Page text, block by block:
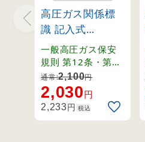
高圧ガス関係標
識 記入式
600×450mm LP
ガス供給設備 燃
火気厳禁 無断立
入禁止 (39304)
一般高圧ガス保安
規則 第12条・第13
条・第70条・関係
例示基準1-4-1,2、
その他。
通常:2,100円
2,030円
2,233円 税込